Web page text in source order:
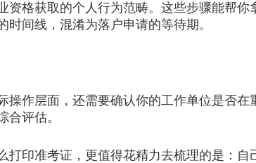
格获取的个人行为范畴。这些步骤能帮你
间线，混淆为落户申请的等待期。
层面，还需要确认你的工作单位是否在
评估。
印准考证，更值得花精力去梳理的是：自